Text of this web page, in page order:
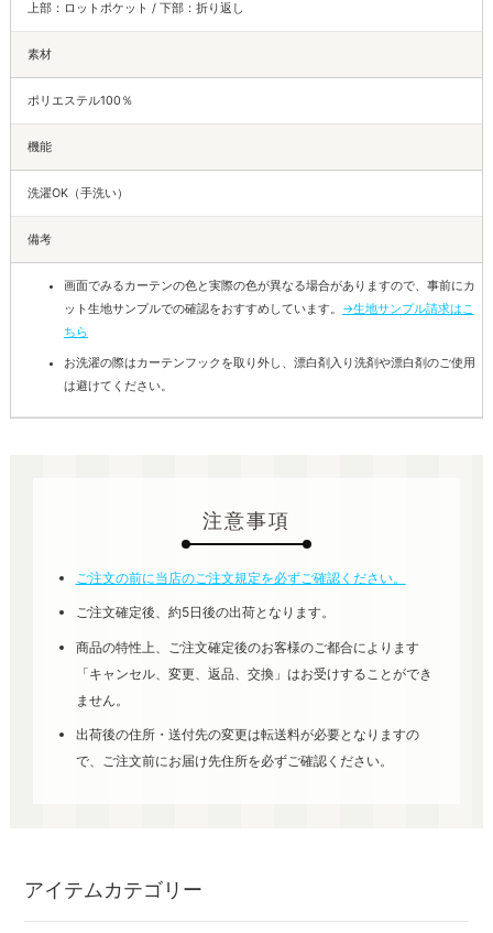
上部：ロットポケット / 下部：折り返し
素材
ポリエステル100％
機能
洗濯OK（手洗い）
備考
画面でみるカーテンの色と実際の色が異なる場合がありますので、事前にカ
ット生地サンプルでの確認をおすすめしています。 →生地サンプル請求はこ
ちら
お洗濯の際はカーテンフックを取り外し、漂白剤入り洗剤や漂白剤のご使用
は避けてください。
注意事項
ご注文の前に当店のご注文規定を必ずご確認ください。
ご注文確定後、約5日後の出荷となります。
商品の特性上、ご注文確定後のお客様のご都合によります
「キャンセル、変更、返品、交換」はお受けすることができ
ません。
出荷後の住所・送付先の変更は転送料が必要となりますの
で、ご注文前にお届け先住所を必ずご確認ください。
アイテムカテゴリー